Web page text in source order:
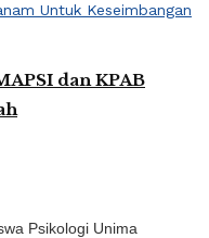
dan KPAB
Psikologi Unima